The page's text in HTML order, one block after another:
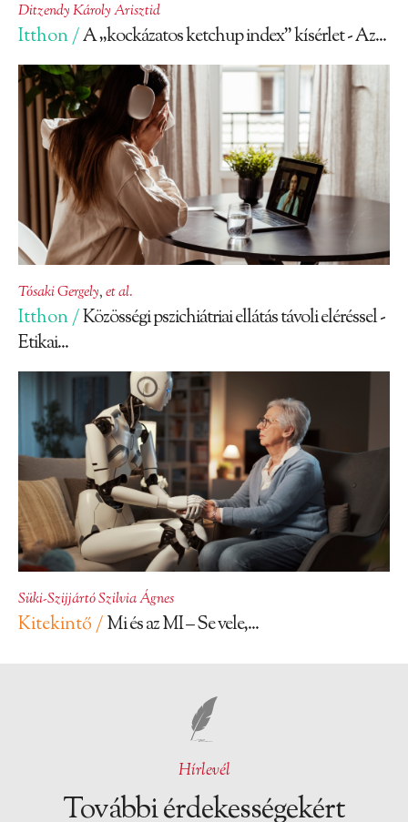
Ditzendy Károly Arisztid
Itthon /A „kockázatos ketchup index” kísérlet - Az...
Tósaki Gergely,et al.
Itthon /Közösségi pszichiátriai ellátás távoli eléréssel -
Etikai...
Süki-Szijjártó Szilvia Ágnes
Kitekintő /Mi és az MI – Se vele,...
Hírlevél
További érdekességekért